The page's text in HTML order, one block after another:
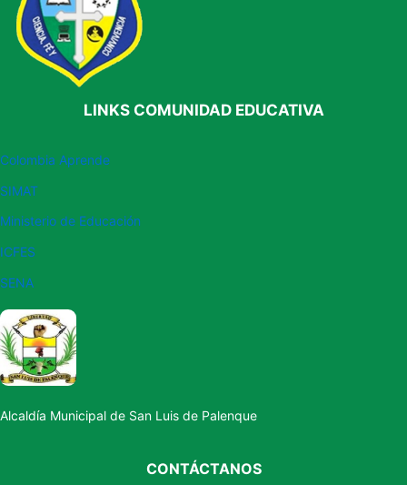
LINKS COMUNIDAD EDUCATIVA
Colombia Aprende
SIMAT
Ministerio de Educación
ICFES
SENA
Alcaldía Municipal de San Luis de Palenque
CONTÁCTANOS